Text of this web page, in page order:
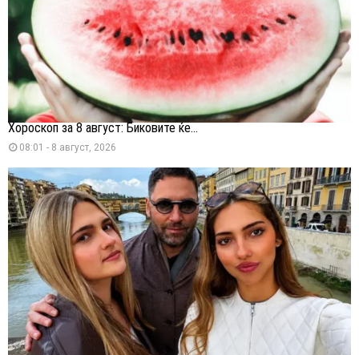
Хороскоп за 8 август: Биковите ќе...
08:01 - 8 август, 2026